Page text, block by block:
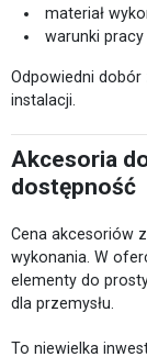
materiał
warunki
Odpowiedni dobór
instalacji.
Akcesoria
dostępność
Cena akcesoriów
wykonania. W
elementy do
dla przemysłu.
To niewielka